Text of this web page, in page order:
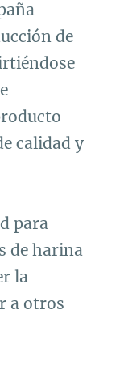
de
calidad y
para
de harina
la
a otros